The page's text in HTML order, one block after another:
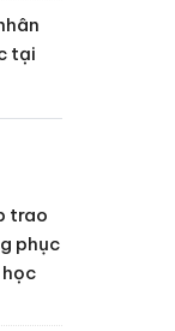
tại
trao
phục